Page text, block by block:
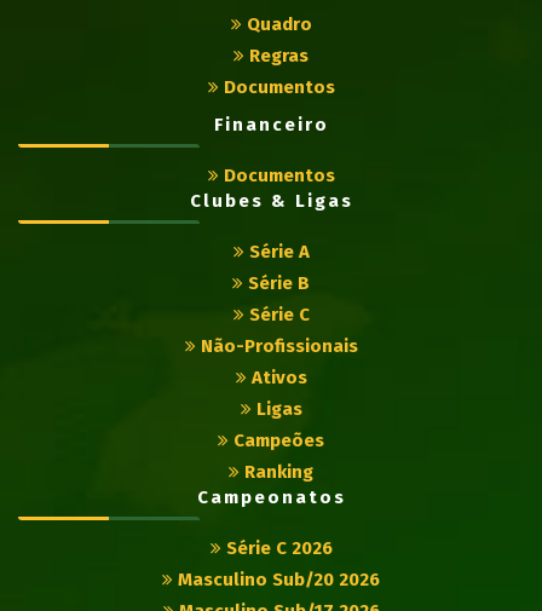
Quadro
Regras
Documentos
Financeiro
Documentos
Clubes & Ligas
Série A
Série B
Série C
Não-Profissionais
Ativos
Ligas
Campeões
Ranking
Campeonatos
Série C 2026
Masculino Sub/20 2026